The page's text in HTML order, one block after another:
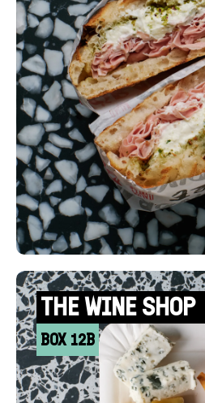
+INFO
THE WINE SHOP
BOX 12B